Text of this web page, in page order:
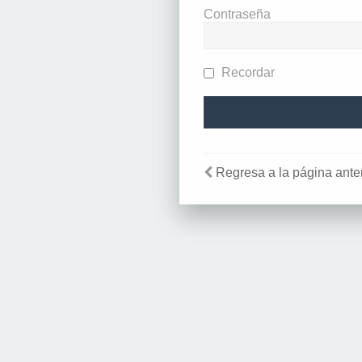
Contraseña
Recordar
Regresa a la página